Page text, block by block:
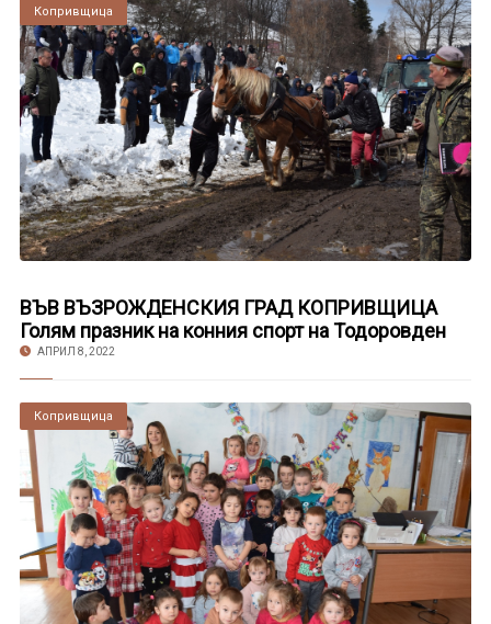
Копривщица
ВЪВ ВЪЗРОЖДЕНСКИЯ ГРАД КОПРИВЩИЦА
Голям празник на конния спорт на Тодоровден
АПРИЛ 8, 2022
Копривщица